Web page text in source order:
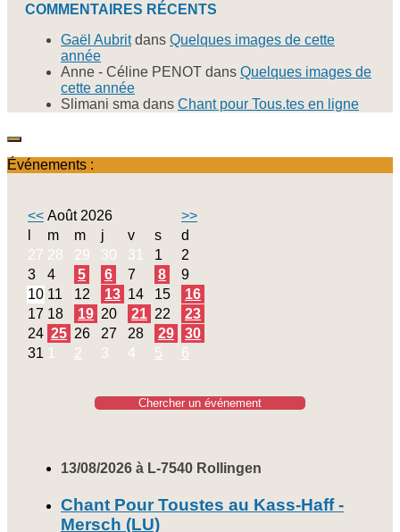
COMMENTAIRES RÉCENTS
Gaël Aubritdans Quelques images de cette
année
Anne - Céline PENOT dans Quelques images de
cette année
Slimani sma dans Chant pour Tous.tes en ligne
Événements :
<< Août 2026
>>
m m j v s
d
27 28 29 30 31 1
2
3
4 5 6 7 8
9
10 11 12 13 14 15
16
17 18 19 20 21 22
23
24 25 26 27 28 29
30
31 1 2 3 4 5 6
Chercher un événement
13/08/2026 à L-7540 Rollingen
Chant Pour Toustes au Kass-Haff -
Mersch (LU)